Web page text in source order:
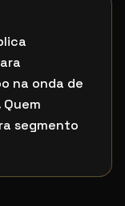
na onda de
segmento